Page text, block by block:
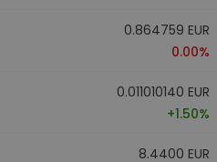
0.864759 EUR
0.00%
0.011010140 EUR
+1.50%
8.4400 EUR